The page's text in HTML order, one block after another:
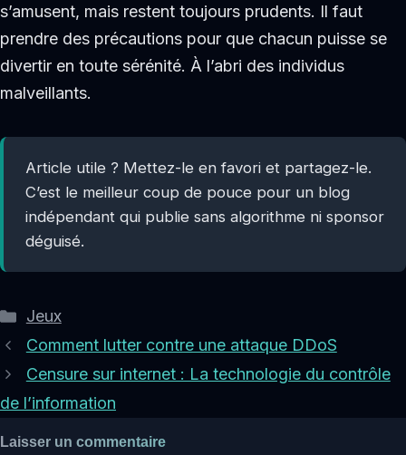
s’amusent, mais restent toujours prudents. Il faut
prendre des précautions pour que chacun puisse se
divertir en toute sérénité. À l’abri des individus
malveillants.
Article utile ? Mettez-le en favori et partagez-le.
C’est le meilleur coup de pouce pour un blog
indépendant qui publie sans algorithme ni sponsor
déguisé.
Catégories
Jeux
Comment lutter contre une attaque DDoS
Censure sur internet : La technologie du contrôle
de l’information
Laisser un commentaire